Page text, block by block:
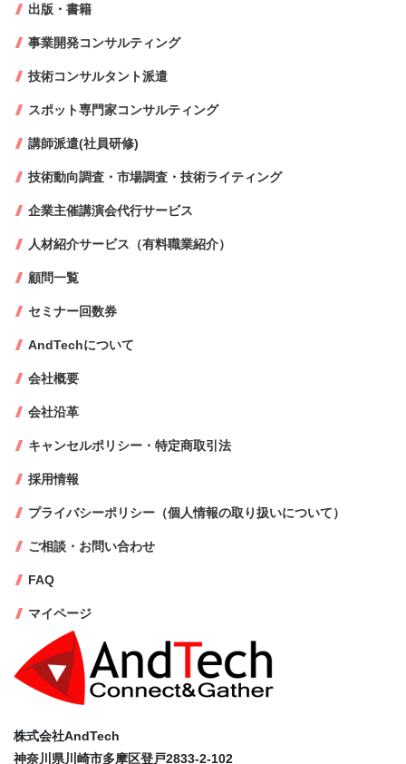
株式会社AndTech
神奈川県川崎市多摩区登戸2833-2-102
出版・書籍
事業開発コンサルティング
技術コンサルタント派遣
スポット専門家コンサルティング
講師派遣(社員研修)
技術動向調査・市場調査・技術ライティング
企業主催講演会代行サービス
人材紹介サービス（有料職業紹介）
顧問一覧
セミナー回数券
AndTechについて
会社概要
会社沿革
キャンセルポリシー・特定商取引法
採用情報
プライバシーポリシー（個人情報の取り扱いについて）
ご相談・お問い合わせ
FAQ
マイページ